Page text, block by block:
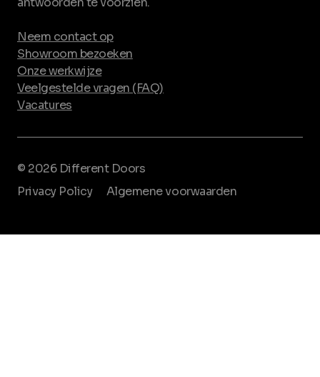
Neem contact op
Showroom bezoeken
Onze werkwijze
Veelgestelde vragen (FAQ)
Vacatures
© 2026 Different Doors
Privacy Policy
Algemene voorwaarden